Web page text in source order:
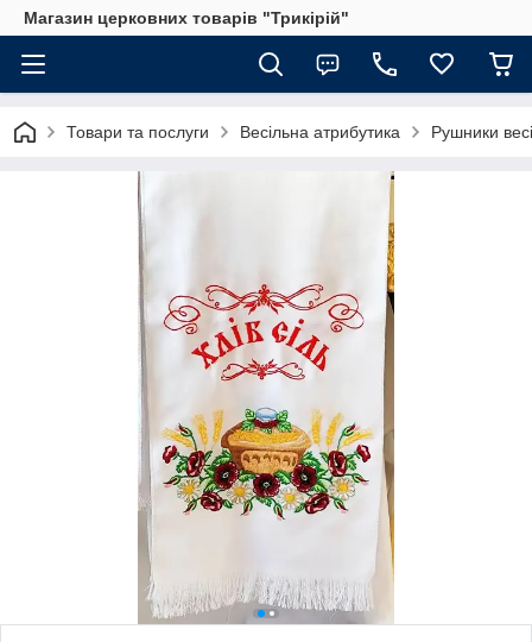
Магазин церковних товарів "Трикірій"
Товари та послуги Весільна атрибутика Рушники